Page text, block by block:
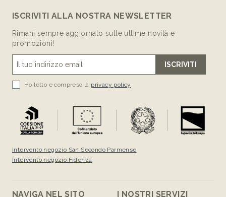
NAVIGA NEL SITO I NOSTRI SERVIZI
ISCRIVITI ALLA NOSTRA NEWSLETTER
Rimani sempre aggiornato sulle ultime novità e
promozioni!
ISCRIVITI
Ho letto e compreso la privacy policy
Intervento negozio San Secondo Parmense
Intervento negozio Fidenza